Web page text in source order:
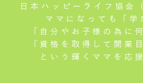
日本ハッピーライフ協会
ママになっても「学
「自分やお子様の為に
「資格を取得して開業
という輝くママを応